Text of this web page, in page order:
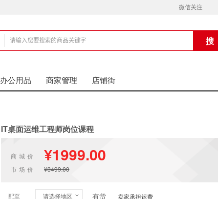
微信关注
办公用品 商家管理 店铺街
IT桌面运维工程师岗位课程
商城价 ¥1999.00
市场价 ¥3499.00
配至 请选择地区 有货 卖家承担运费